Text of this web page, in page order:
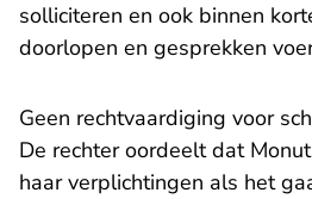
solliciteren en ook binnen
doorlopen en gesprekken
Geen rechtvaardiging voor
De rechter oordeelt dat
haar verplichtingen als het